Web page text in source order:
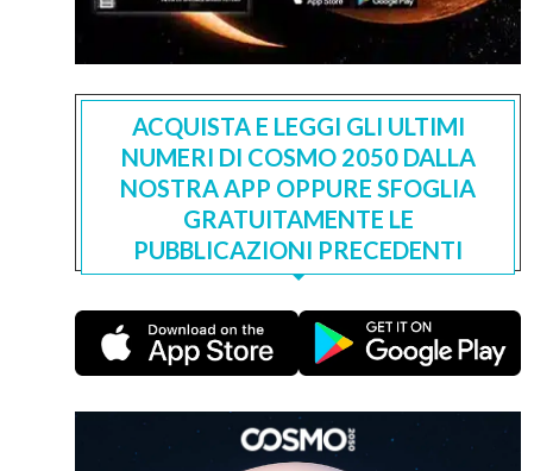
ACQUISTA E LEGGI GLI ULTIMI
NUMERI DI COSMO 2050 DALLA
NOSTRA APP OPPURE SFOGLIA
GRATUITAMENTE LE
PUBBLICAZIONI PRECEDENTI